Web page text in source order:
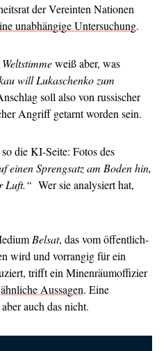
der Vereinten Nationen
unabhängige Untersuchung.
Weltstimmeweiß aber, was
will Lukaschenko zum
soll also von russischer
Angriff getarnt worden sein.
die KI-Seite: Fotos des
einen Sprengsatz am Boden hin,
Luft.“ Wer sie analysiert hat,
Belsat, das vom öffentlich-
wird und vorrangig für ein
trifft ein Minenräumoffizier
ähnliche Aussagen. Eine
auch das nicht.